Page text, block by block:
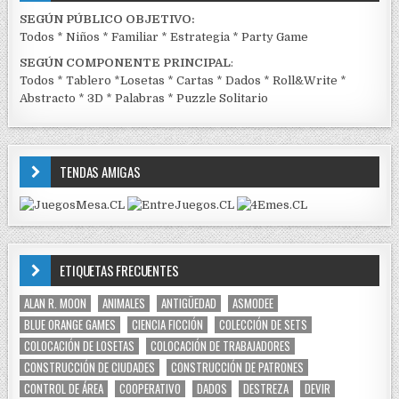
SEGÚN PÚBLICO OBJETIVO:
Todos *Niños *Familiar *Estrategia *Party Game
SEGÚN COMPONENTE PRINCIPAL:
Todos *Tablero *Losetas *Cartas *Dados *Roll&Write *
Abstracto *3D *Palabras *Puzzle Solitario
TENDAS AMIGAS
ETIQUETAS FRECUENTES
ALAN R. MOON ANIMALES ANTIGÜEDAD
ASMODEE
BLUE ORANGE GAMES
CIENCIA FICCIÓN
COLECCIÓN DE SETS
COLOCACIÓN DE LOSETAS
COLOCACIÓN DE TRABAJADORES
CONSTRUCCIÓN DE CIUDADES
CONSTRUCCIÓN DE PATRONES
CONTROL DE ÁREA
COOPERATIVO DADOS DESTREZA
DEVIR